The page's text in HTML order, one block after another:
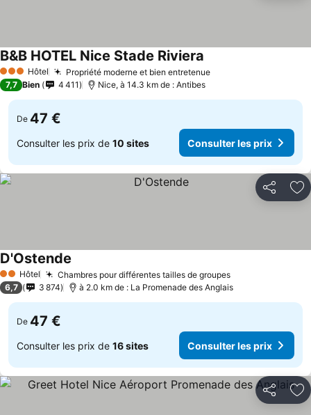
3 ÉtoilesHôtel Propriété moderne et bien entretenueConsulter les prix
B&B HOTEL Nice Stade Riviera
7,7 Bien 4 411 Nice, à 14.3 km de : Antibes
De 47 €
Consulter les prix de 10 sites Consulter les prix
Partager
2 Étoiles
Hôtel Chambres pour différentes tailles de groupesConsulter les
D'Ostende
6,7 3 874 à 2.0 km de : La Promenade des Anglais
De 47 €
Consulter les prix de 16 sites Consulter les prix
Partager